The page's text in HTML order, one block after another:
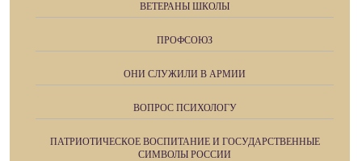
ВЕТЕРАНЫ ШКОЛЫ
ПРОФСОЮЗ
ОНИ СЛУЖИЛИ В АРМИИ
ВОПРОС ПСИХОЛОГУ
ПАТРИОТИЧЕСКОЕ ВОСПИТАНИЕ И ГОСУДАРСТВЕННЫЕ
СИМВОЛЫ РОССИИ